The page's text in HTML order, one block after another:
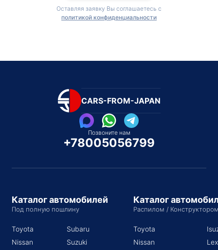
Оставляя заявку Вы соглашаетесь с
политикой конфиденциальности
CARS-FROM-JAPAN
Позвоните нам
+78005056799
Каталог автомобилей
Под полную пошлину
Toyota
Nissan
Subaru
Suzuki
Каталог
Распилом /
Toyota
Nissan